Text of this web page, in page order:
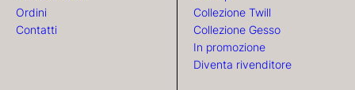
Ordini
Contatti
Collezione Twill
Collezione Gesso
In promozione
Diventa rivenditore